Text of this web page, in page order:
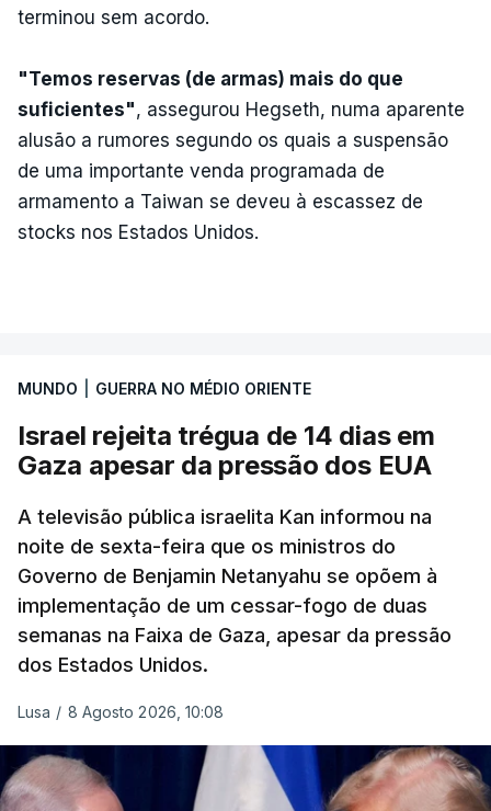
terminou sem acordo.
"Temos reservas (de armas) mais do que
suficientes", assegurou Hegseth, numa aparente
alusão a rumores segundo os quais a suspensão
de uma importante venda programada de
armamento a Taiwan se deveu à escassez de
stocks nos Estados Unidos.
MUNDO GUERRA NO MÉDIO ORIENTE
Israel rejeita trégua de 14 dias em
Gaza apesar da pressão dos EUA
A televisão pública israelita Kan informou na
noite de sexta-feira que os ministros do
Governo de Benjamin Netanyahu se opõem à
implementação de um cessar-fogo de duas
semanas na Faixa de Gaza, apesar da pressão
dos Estados Unidos.
Lusa / 8 Agosto 2026, 10:08